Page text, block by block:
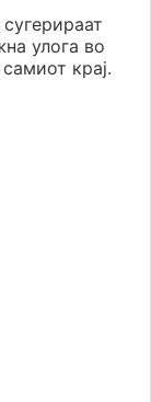
улога во
крај.